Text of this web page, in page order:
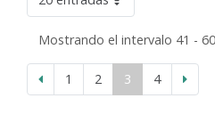
Mostrando el intervalo 41 -
1 2 3 4